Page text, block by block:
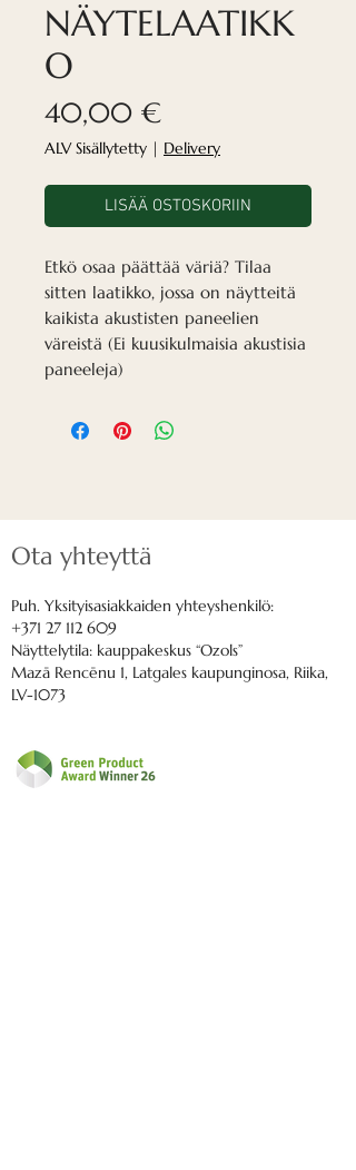
NÄYTELAATIKK
O
40,00 €Hinta
ALV Sisällytetty | Delivery
LISÄÄ OSTOSKORIIN
Etkö osaa päättää väriä? Tilaa
sitten laatikko, jossa on näytteitä
kaikista akustisten paneelien
väreistä (Ei kuusikulmaisia akustisia
paneeleja)
Ota yhteyttä
Puh. Yksityisasiakkaiden yhteyshenkilö:
+371 27 112 609
Näyttelytila: kauppakeskus “Ozols”
Mazā Rencēnu 1, Latgales kaupunginosa, Riika,
LV-1073